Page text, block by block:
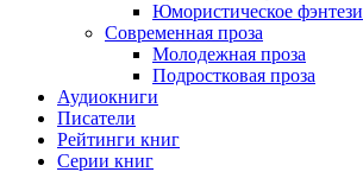
Юмористическое фэнтези
Современная проза
Молодежная проза
Подростковая проза
Аудиокниги
Писатели
Рейтинги книг
Серии книг